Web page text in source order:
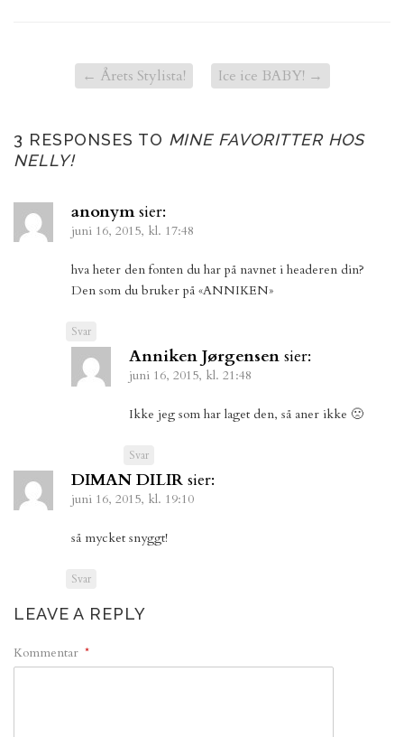
← Årets Stylista! Ice ice BABY! →
3 RESPONSES TO MINE FAVORITTER HOS
NELLY!
anonym sier:
juni 16, 2015, kl. 17:48
hva heter den fonten du har på navnet i headeren din?
Den som du bruker på «ANNIKEN»
Svar
Anniken Jørgensen sier:
juni 16, 2015, kl. 21:48
Ikke jeg som har laget den, så aner ikke 🙁
Svar
DIMAN DILIR sier:
juni 16, 2015, kl. 19:10
så mycket snyggt!
Svar
LEAVE A REPLY
Kommentar *